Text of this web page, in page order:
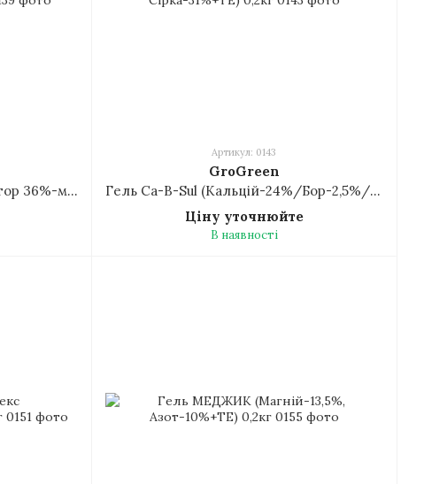
Гель ПРО-АЛГІН (біостимулятор 36%-морс.водоростей) 0,02кг
Артикул: 0143
GroGreen
Гель Ca-B-Sul (Кальцій-24%/Бор-2,5%/Сірка-31%+ТЕ) 0,2кг
Ціну уточнюйте
В наявності